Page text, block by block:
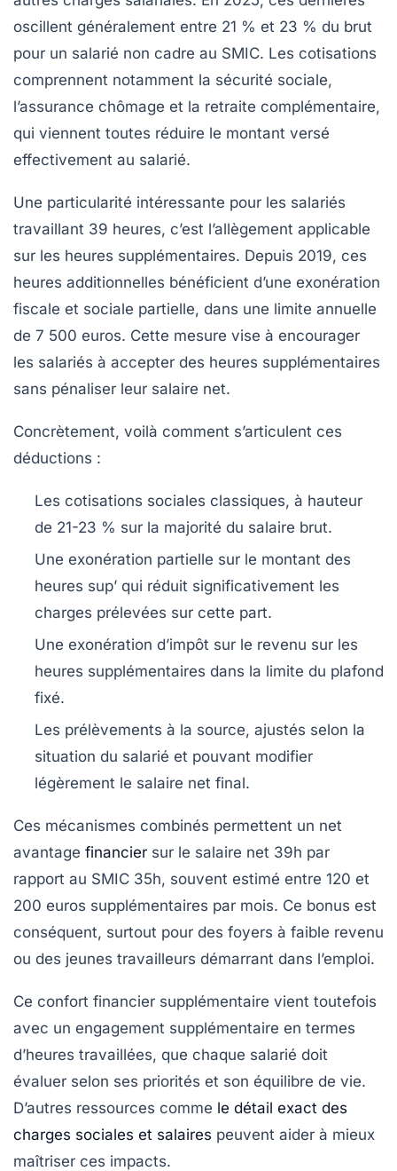
oscillent généralement entre 21 % et 23 % du brut
pour un salarié non cadre au SMIC. Les cotisations
comprennent notamment la sécurité sociale,
l’assurance chômage et la retraite complémentaire,
qui viennent toutes réduire le montant versé
effectivement au salarié.
Une particularité intéressante pour les salariés
travaillant 39 heures, c’est l’allègement applicable
sur les heures supplémentaires. Depuis 2019, ces
heures additionnelles bénéficient d’une exonération
fiscale et sociale partielle, dans une limite annuelle
de 7 500 euros. Cette mesure vise à encourager
les salariés à accepter des heures supplémentaires
sans pénaliser leur salaire net.
Concrètement, voilà comment s’articulent ces
déductions :
Les cotisations sociales classiques, à hauteur
de 21-23 % sur la majorité du salaire brut.
Une exonération partielle sur le montant des
heures sup’ qui réduit significativement les
charges prélevées sur cette part.
Une exonération d’impôt sur le revenu sur les
heures supplémentaires dans la limite du plafond
fixé.
Les prélèvements à la source, ajustés selon la
situation du salarié et pouvant modifier
légèrement le salaire net final.
Ces mécanismes combinés permettent un net
avantage financier sur le salaire net 39h par
rapport au SMIC 35h, souvent estimé entre 120 et
200 euros supplémentaires par mois. Ce bonus est
conséquent, surtout pour des foyers à faible revenu
ou des jeunes travailleurs démarrant dans l’emploi.
Ce confort financier supplémentaire vient toutefois
avec un engagement supplémentaire en termes
d’heures travaillées, que chaque salarié doit
évaluer selon ses priorités et son équilibre de vie.
D’autres ressources comme le détail exact des
charges sociales et salaires peuvent aider à mieux
maîtriser ces impacts.